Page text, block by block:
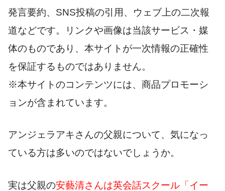
発言要約、SNS投稿の引用、ウェブ上の二次報
道などです。リンクや画像は当該サービス・媒
体のものであり、本サイトが一次情報の正確性
を保証するものではありません。
※本サイトのコンテンツには、商品プロモーシ
ョンが含まれています。
アンジェラアキさんの父親について、気になっ
ている方は多いのではないでしょうか。
実は父親の安藝清さんは英会話スクール「イー